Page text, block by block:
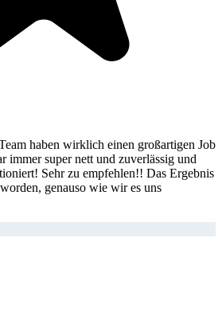
haben wirklich einen großartigen Job
immer super nett und zuverlässig und
Sehr zu empfehlen!! Das Ergebnis
genauso wie wir es uns